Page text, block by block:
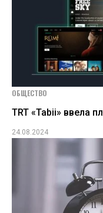
ОБЩЕСТВО
TRT «Tabii» ввела
24.08.2024